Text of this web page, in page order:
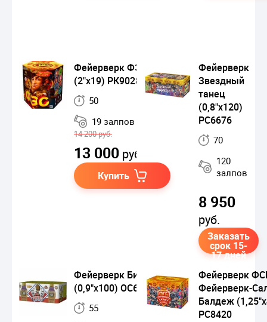
Фейерверк ФЭС
(2"х19) РК9028
50
19 залпов
14 200 руб.
13 000 руб.
Купить
Фейерверк
Звездный
танец
(0,8"х120)
РС6676
70
120
залпов
8 950
руб.
Заказать
срок 15-
17 дней
Фейерверк Биг Бен
(0,9"х100) ОС6950
55
Фейерверк
Фейерверк-
Балдеж
РС8420